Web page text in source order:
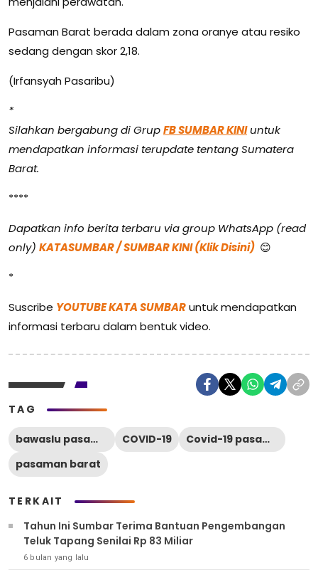
Pasaman Barat berada dalam zona oranye atau resiko
sedang dengan skor 2,18.
(Irfansyah Pasaribu)
*
Silahkan bergabung di GrupFB SUMBAR KINIuntuk
mendapatkan informasi terupdate tentang Sumatera
Barat.
****
Dapatkan info berita terbaru via group WhatsApp (read
only) KATASUMBAR / SUMBAR KINI (Klik Disini) 😊
*
Suscribe YOUTUBE KATA SUMBARuntuk mendapatkan
informasi terbaru dalam bentuk video.
TAG
bawaslu pasaman barat COVID-19
Covid-19 pasaman barat
pasaman barat
TERKAIT
Tahun Ini Sumbar Terima Bantuan Pengembangan
Teluk Tapang Senilai Rp 83 Miliar
6 bulan yang lalu